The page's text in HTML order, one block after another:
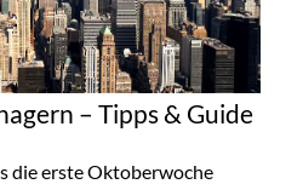
– Tipps & Guide
die erste Oktoberwoche